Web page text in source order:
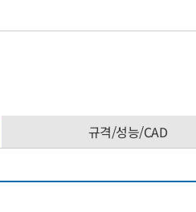
규격/성능/CAD